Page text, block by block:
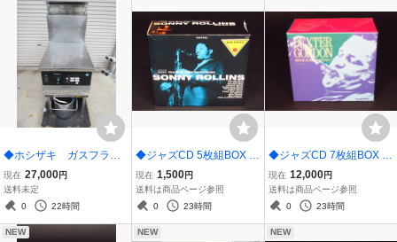
◆ホシザキ ガスフライ
ヤー 都市ガス FL-18A-
GA 2018年製 100V
現在 27,000円
送料未定
0
22時間
◆ジャズCD 5枚組BOX S
ONNY ROLLINS THE BL
UE NOTE RECORDINGS
ソニー ロリンズ
現在 1,500円
送料は商品ページ参照
0
23時間
◆ジャズCD 7枚組BOX D
EXTER GORDON IN RAD
IOLAND デクスター ゴー
ドン
現在 12,000円
送料は商品ページ参照
0
23時間
NEW NEW NEW